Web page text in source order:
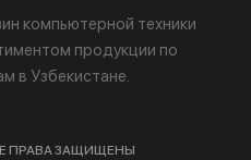
компьютерной техники
продукции по
в Узбекистане.
ПРАВА ЗАЩИЩЕНЫ